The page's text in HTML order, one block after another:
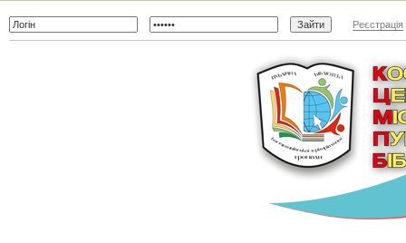
Реєстрація